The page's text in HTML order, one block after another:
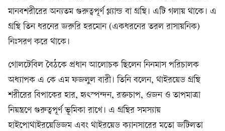
মানবশরীরের অন্যতম গুরুত্বপূর্ণ গ্ল্যান্ড বা গ্রন্থি। এটি গলায় থাকে। এ
গ্রন্থি তিন ধরনের জরুরি হরমোন (একধরনের তরল রাসায়নিক)
নিঃসরণ করে থাকে।
গোলটেবিল বৈঠকে প্রধান আলোচক ছিলেন নিনমাস পরিচালক
অধ্যাপক এ কে এম ফজলুল বারী। তিনি বলেন, থাইরয়েড গ্রন্থি
শরীরের বিপাকের হার, হৃৎস্পন্দন, রক্তচাপ, ওজন ও তাপমাত্রা
নিয়ন্ত্রণে গুরুত্বপূর্ণ ভূমিকা রাখে। এ গ্রন্থির সমস্যায়
হাইপোথাইরয়েডিজম এবং থাইরয়েড ক্যানসারের মতো জটিলতা